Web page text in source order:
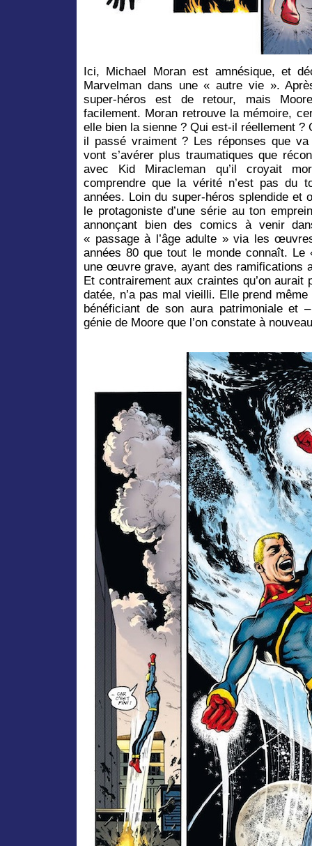
Ici, Michael Moran est amnésique, et
Marvelman dans une « autre vie ».
super-héros est de retour, mais
facilement. Moran retrouve la mémoire,
elle bien la sienne ? Qui est-il réellement ?
il passé vraiment ? Les réponses que
vont s’avérer plus traumatiques que
avec Kid Miracleman qu’il croyait
comprendre que la vérité n’est pas du
années. Loin du super-héros splendide et
le protagoniste d’une série au ton
annonçant bien des comics à venir
« passage à l’âge adulte » via les
années 80 que tout le monde connaît.
une œuvre grave, ayant des ramifications
Et contrairement aux craintes qu’on aurait
datée, n’a pas mal vieilli. Elle prend
bénéficiant de son aura patrimoniale et
génie de Moore que l’on constate à